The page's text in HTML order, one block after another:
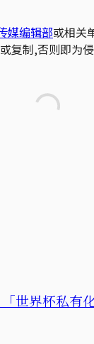
媒编辑部或相关
复制,否则即为侵
世界杯私有